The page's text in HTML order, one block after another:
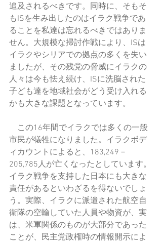
追及されるべきです。同時に、そもそ
もISを生み出したのはイラク戦争であ
ることを私達は忘れるべきではありま
せん。大規模な掃討作戦により、ISは
イラクやシリアでの拠点の多くを失い
ましたが、その残党の脅威にイラクの
人々は今も怯え続け、ISに洗脳された
子ども達を地域社会がどう受け入れる
かも大きな課題となっています。
この16年間でイラクでは多くの一般
市民が犠牲になりました。イラクボデ
ィカウントによると、183,249－
205,785人が亡くなったとしています。
イラク戦争を支持した日本にも大きな
責任があるといわざるを得ないでしょ
う。実際、イラクに派遣された航空自
衛隊の空輸していた人員や物資が、実
は、米軍関係のものが大部分であった
ことが、民主党政権時の情報開示によ